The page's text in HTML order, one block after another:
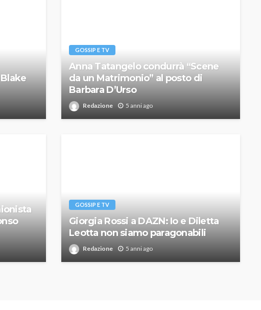
GOSSIP E TV
Anna Tatangelo condurrà “Scene
da un Matrimonio” al posto di
Barbara D’Urso
Redazione 5 anni ago
GOSSIP E TV
Giorgia Rossi a DAZN: Io e Diletta
Leotta non siamo paragonabili
Redazione 5 anni ago